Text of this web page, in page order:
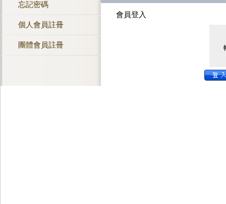
忘記密碼
個人會員註冊
團體會員註冊
會員登入